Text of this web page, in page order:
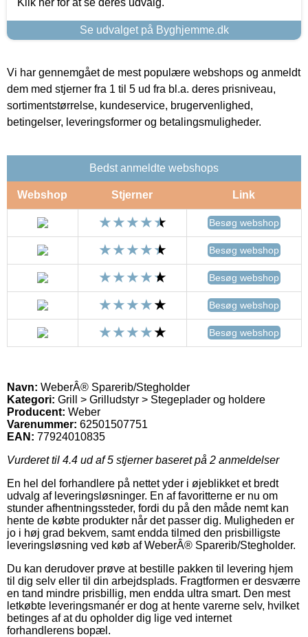
Se udvalget på Byghjemme.dk
Vi har gennemgået de mest populære webshops og anmeldt
dem med stjerner fra 1 til 5 ud fra bl.a. deres prisniveau,
sortimentstørrelse, kundeservice, brugervenlighed,
betingelser, leveringsformer og betalingsmuligheder.
Bedst anmeldte webshops
Webshop Stjerner Link
Besøg webshop
Besøg webshop
Besøg webshop
Besøg webshop
Besøg webshop
Navn: WeberÂ® Sparerib/Stegholder
Kategori: Grill > Grilludstyr > Stegeplader og holdere
Producent: Weber
Varenummer: 62501507751
EAN: 77924010835
Vurderet til 4.4 ud af 5 stjerner baseret på 2 anmeldelser
En hel del forhandlere på nettet yder i øjeblikket et bredt
udvalg af leveringsløsninger. En af favoritterne er nu om
stunder afhentningssteder, fordi du på den måde nemt kan
hente de købte produkter når det passer dig. Muligheden er
jo i høj grad bekvem, samt endda tilmed den prisbilligste
leveringsløsning ved køb af WeberÂ® Sparerib/Stegholder.
Du kan derudover prøve at bestille pakken til levering hjem
til dig selv eller til din arbejdsplads. Fragtformen er desværre
en tand mindre prisbillig, men endda ultra smart. Den mest
letkøbte leveringsmanér er dog at hente varerne selv, hvilket
betinges af at du opholder dig lige ved internet
forhandlerens bopæl.